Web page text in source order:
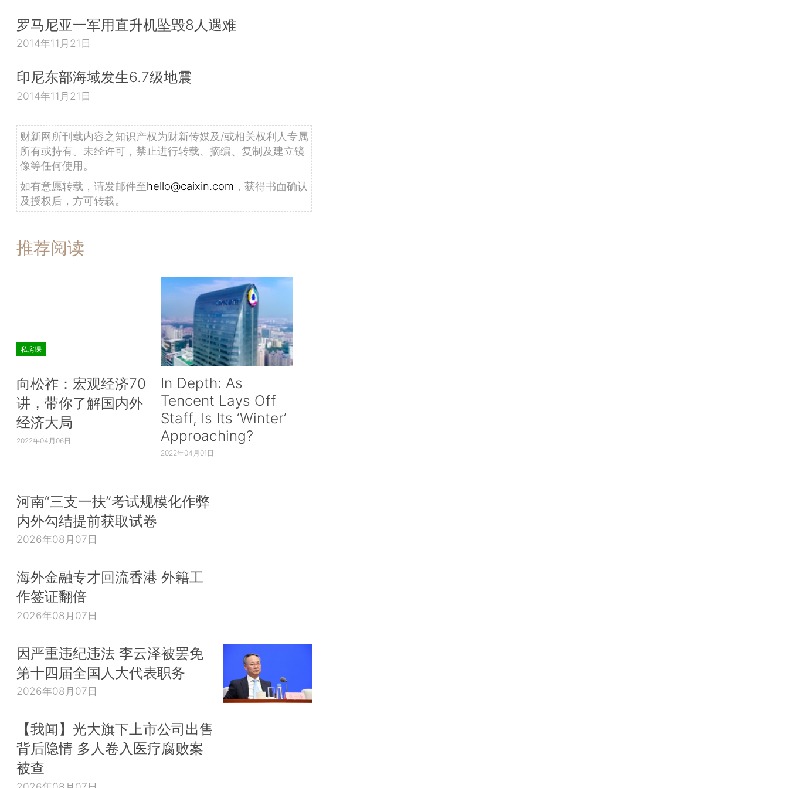
罗马尼亚一军用直升机坠毁8人遇难
2014年11月21日
印尼东部海域发生6.7级地震
2014年11月21日
财新网所刊载内容之知识产权为财新传媒及/或相关权利人专属
所有或持有。未经许可，禁止进行转载、摘编、复制及建立镜
像等任何使用。
如有意愿转载，请发邮件至hello@caixin.com ，获得书面确认
及授权后，方可转载。
推荐阅读
私房课
向松祚：宏观经济70
讲，带你了解国内外
经济大局
2022年04月06日
In Depth: As
Tencent Lays Off
Staff, Is Its ‘Winter’
Approaching?
2022年04月01日
河南“三支一扶”考试规模化作弊
内外勾结提前获取试卷
2026年08月07日
海外金融专才回流香港 外籍工
作签证翻倍
2026年08月07日
因严重违纪违法 李云泽被罢免
第十四届全国人大代表职务
2026年08月07日
【我闻】光大旗下上市公司出售
背后隐情 多人卷入医疗腐败案
被查